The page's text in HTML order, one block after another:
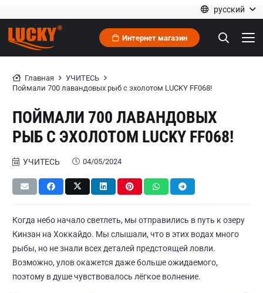
русский
Интернет магазин
Главная
УЧИТЕСЬ
Поймали 700 лавандовых рыб с эхолотом LUCKY FF068!
ПОЙМАЛИ 700 ЛАВАНДОВЫХ
РЫБ С ЭХОЛОТОМ LUCKY FF068!
УЧИТЕСЬ 04/05/2024
Когда небо начало светлеть, мы отправились в путь к озеру
Кинзан на Хоккайдо. Мы слышали, что в этих водах много
рыбы, но не знали всех деталей предстоящей ловли.
Возможно, улов окажется даже больше ожидаемого,
поэтому в душе чувствовалось лёгкое волнение.